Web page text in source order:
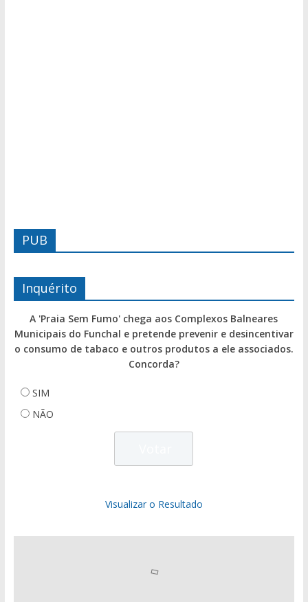
PUB
Inquérito
A 'Praia Sem Fumo' chega aos Complexos Balneares
Municipais do Funchal e pretende prevenir e desincentivar
o consumo de tabaco e outros produtos a ele associados.
Concorda?
SIM
NÃO
Visualizar o Resultado